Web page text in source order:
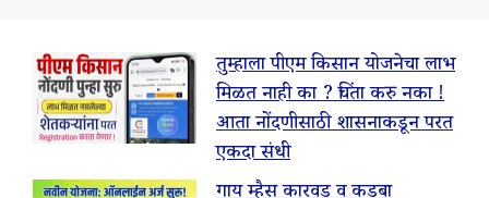
तुम्हाला पीएम किसान योजनेचा लाभ
मिळत नाही का ? चिंता करु नका !
आता नोंदणीसाठी शासनाकडून परत
एकदा संधी